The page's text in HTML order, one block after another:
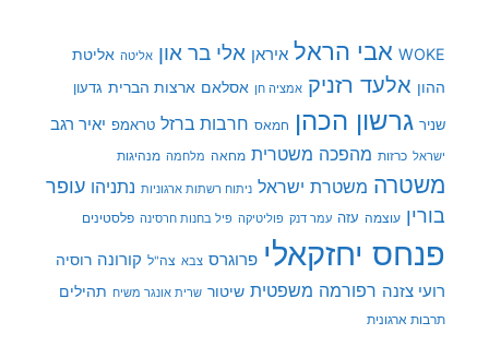
WOKE אבי הראל איראן אלי בר און אליטה אליטת
ההון אלעד רזניק אמציה חן אסלאם ארצות הברית גדעון
שניר גרשון הכהן חמאס חרבות ברזל טראמפ יאיר רגב
ישראל כרזות מהפכה משטרית מחאה מלחמה מנהיגות
משטרה משטרת ישראל ניתוח רשתות ארגוניות נתניהו עופר
בורין עוצמה עזה עמר דנק פוליטיקה פיל בחנות חרסינה פלסטינים
פנחס יחזקאלי פרוגרס צבא צה"ל קורונה רוסיה
רועי צזנה רפורמה משפטית שיטור שרית אונגר משיח תהילים
תרבות ארגונית